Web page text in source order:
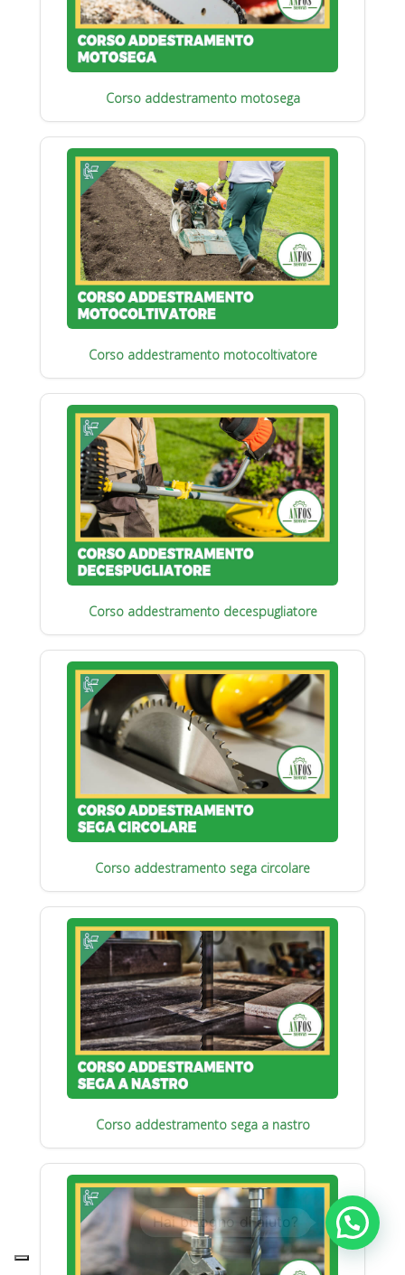
Corso addestramento motosega
Corso addestramento motocoltivatore
Corso addestramento decespugliatore
Corso addestramento sega circolare
Corso addestramento sega a nastro